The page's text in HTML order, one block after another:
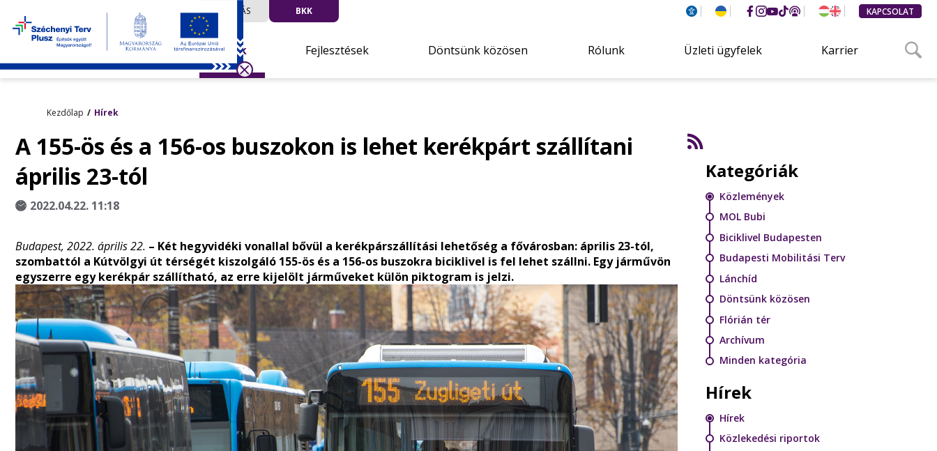
UTAZÁS BKK KAPCSOLAT
Hírek Fejlesztések Döntsünk közösen Rólunk Üzleti ügyfelek Karrier
Kezdőlap Hírek
A 155-ös és a 156-os buszokon is lehet kerékpárt szállítani
április 23-tól
2022.04.22. 11:18
Budapest, 2022. április 22. – Két hegyvidéki vonallal bővül a kerékpárszállítási lehetőség a fővárosban: április 23-tól,
szombattól a Kútvölgyi út térségét kiszolgáló 155-ös és a 156-os buszokra biciklivel is fel lehet szállni. Egy járművön
egyszerre egy kerékpár szállítható, az erre kijelölt járműveket külön piktogram is jelzi.
Kategóriák
Közlemények
MOL Bubi
Biciklivel Budapesten
Budapesti Mobilitási Terv
Lánchíd
Döntsünk közösen
Flórián tér
Archívum
Minden kategória
Hírek
Hírek
Közlekedési riportok